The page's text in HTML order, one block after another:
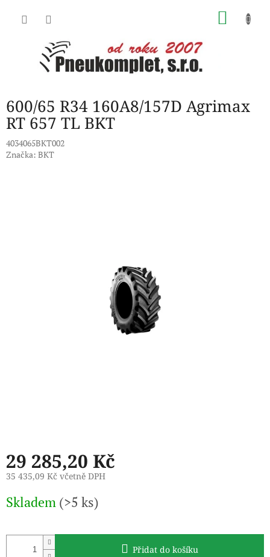
600/65 R34 160A8/157D Agrimax
RT 657 TL BKT
4034065BKT002
Značka: BKT
29 285,20 Kč
35 435,09 Kč včetně DPH
cena:
Skladem (>5 ks)
Přidat do košíku